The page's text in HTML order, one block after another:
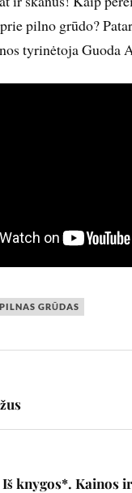
pilno grūdo?
tyrinėtoja Guoda
PILNAS GRŪDAS
Iš knygos*. Kainos